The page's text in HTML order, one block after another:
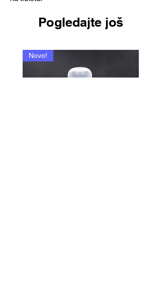
Pogledajte još
Novo!